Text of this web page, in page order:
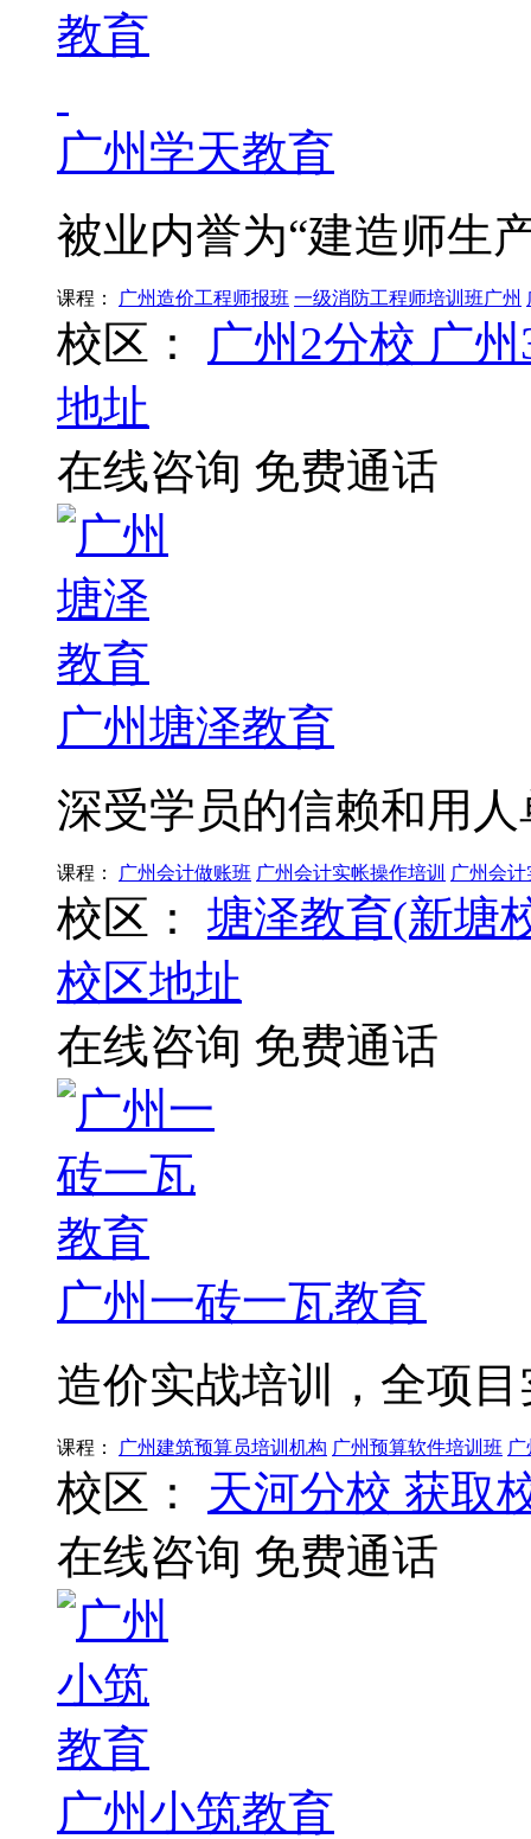
广州学天教育
被业内誉为“建造师生
课程： 广州造价工程师报班 一级消防工程师培训班广州
校区： 广州2分校 广
地址
在线咨询 免费通话
广州塘泽教育
深受学员的信赖和用
课程： 广州会计做账班 广州会计实帐操作培训 广州会
校区：
塘泽教育(新塘
校区地址
在线咨询 免费通话
广州一砖一瓦教育
造价实战培训，全项
课程： 广州建筑预算员培训机构 广州预算软件培训班
校区： 天河分校 获取
在线咨询 免费通话
广州小筑教育